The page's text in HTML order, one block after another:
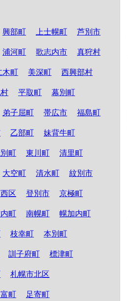
興部町 上士幌町 芦別市
浦河町 歌志内市 真狩村
木町 美深町 西興部村
平取町 幕別町
弟子屈町 帯広市 福島町
乙部町 妹背牛町
町 東川町 清里町
大空町 清水町 紋別市
区 登別市 京極町
町 南幌町 幌加内町
枝幸町 本別町
訓子府町 標津町
札幌市北区
町 足寄町